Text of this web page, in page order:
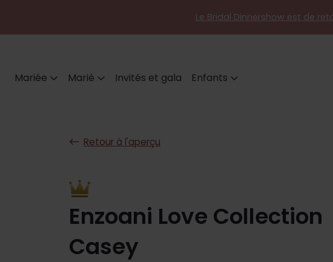
Le Bridal Dinnershow est de
Mariée Marié Invités et gala Enfants
Retour à l'aperçu
Enzoani Love Collection
Casey